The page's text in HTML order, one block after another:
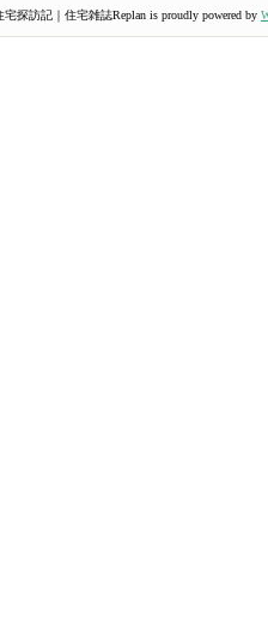
探訪記｜住宅雑誌Replan is proudly powered by